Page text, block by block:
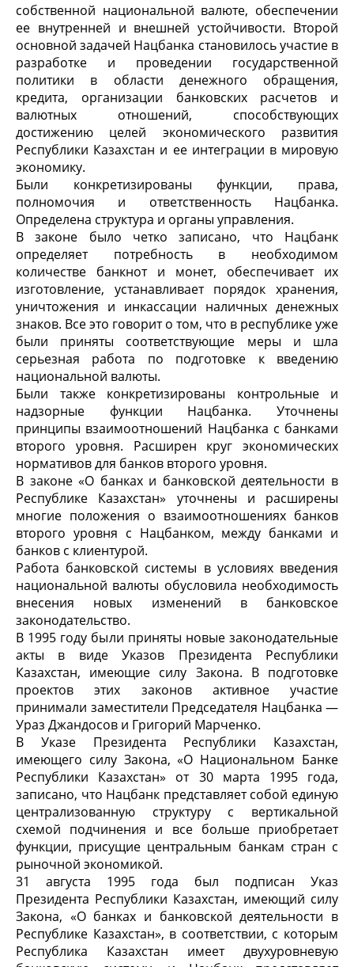
собственной национальной валюте, обеспечении
ее внутренней и внешней устойчивости. Второй
основной задачей Нацбанка становилось участие в
разработке и проведении государственной
политики в области денежного обращения,
кредита, организации банковских расчетов и
валютных отношений, способствующих
достижению целей экономического развития
Республики Казахстан и ее интеграции в мировую
экономику.
Были конкретизированы функции, права,
полномочия и ответственность Нацбанка.
Определена структура и органы управления.
В законе было четко записано, что Нацбанк
определяет потребность в необходимом
количестве банкнот и монет, обеспечивает их
изготовление, устанавливает порядок хранения,
уничтожения и инкассации наличных денежных
знаков. Все это говорит о том, что в республике уже
были приняты соответствующие меры и шла
серьезная работа по подготовке к введению
национальной валюты.
Были также конкретизированы контрольные и
надзорные функции Нацбанка. Уточнены
принципы взаимоотношений Нацбанка с банками
второго уровня. Расширен круг экономических
нормативов для банков второго уровня.
В законе «О банках и банковской деятельности в
Республике Казахстан» уточнены и расширены
многие положения о взаимоотношениях банков
второго уровня с Нацбанком, между банками и
банков с клиентурой.
Работа банковской системы в условиях введения
национальной валюты обусловила необходимость
внесения новых изменений в банковское
законодательство.
В 1995 году были приняты новые законодательные
акты в виде Указов Президента Республики
Казахстан, имеющие силу Закона. В подготовке
проектов этих законов активное участие
принимали заместители Председателя Нацбанка —
Ураз Джандосов и Григорий Марченко.
В Указе Президента Республики Казахстан,
имеющего силу Закона, «О Национальном Банке
Республики Казахстан» от 30 марта 1995 года,
записано, что Нацбанк представляет собой единую
централизованную структуру с вертикальной
схемой подчинения и все больше приобретает
функции, присущие центральным банкам стран с
рыночной экономикой.
31 августа 1995 года был подписан Указ
Президента Республики Казахстан, имеющий силу
Закона, «О банках и банковской деятельности в
Республике Казахстан», в соответствии, с которым
Республика Казахстан имеет двухуровневую